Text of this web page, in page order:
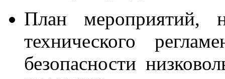
План мероприятий,
технического
безопасности